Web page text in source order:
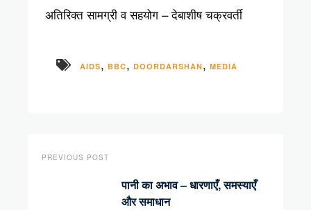
अतिरिक्त सामग्री व सहयोग – देबाशीष चक्रवर्ती
AIDS, BBC, DOORDARSHAN, MEDIA
PREVIOUS POST
पानी का अभाव – धारणाएँ, समस्याएँ
और समाधान